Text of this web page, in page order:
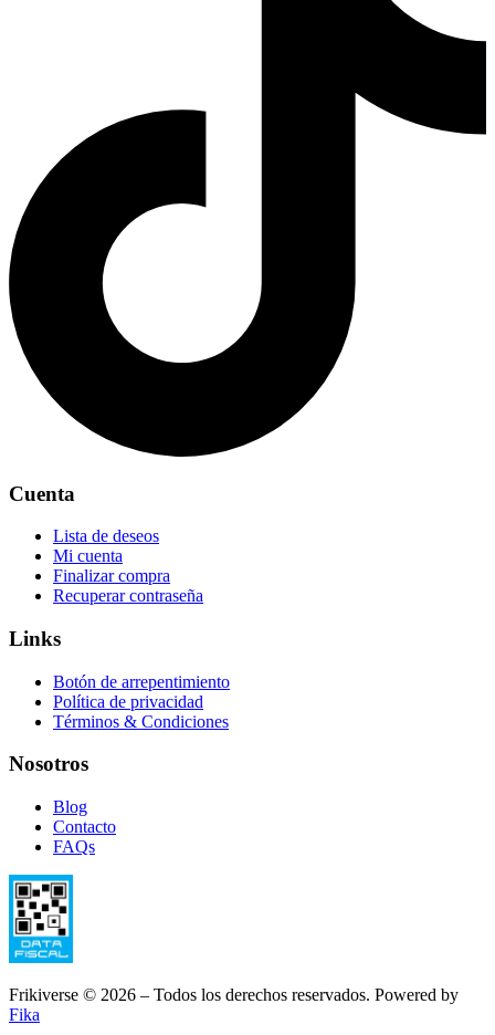
Cuenta
Lista de deseos
Mi cuenta
Finalizar compra
Recuperar contraseña
Links
Botón de arrepentimiento
Política de privacidad
Términos & Condiciones
Nosotros
Blog
Contacto
FAQs
Frikiverse © 2026 – Todos los derechos reservados. Powered by
Fika